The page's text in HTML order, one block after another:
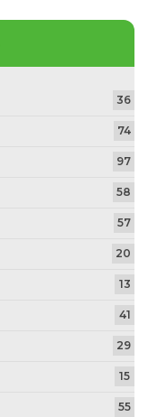
36
74
97
58
57
20
13
41
29
15
55